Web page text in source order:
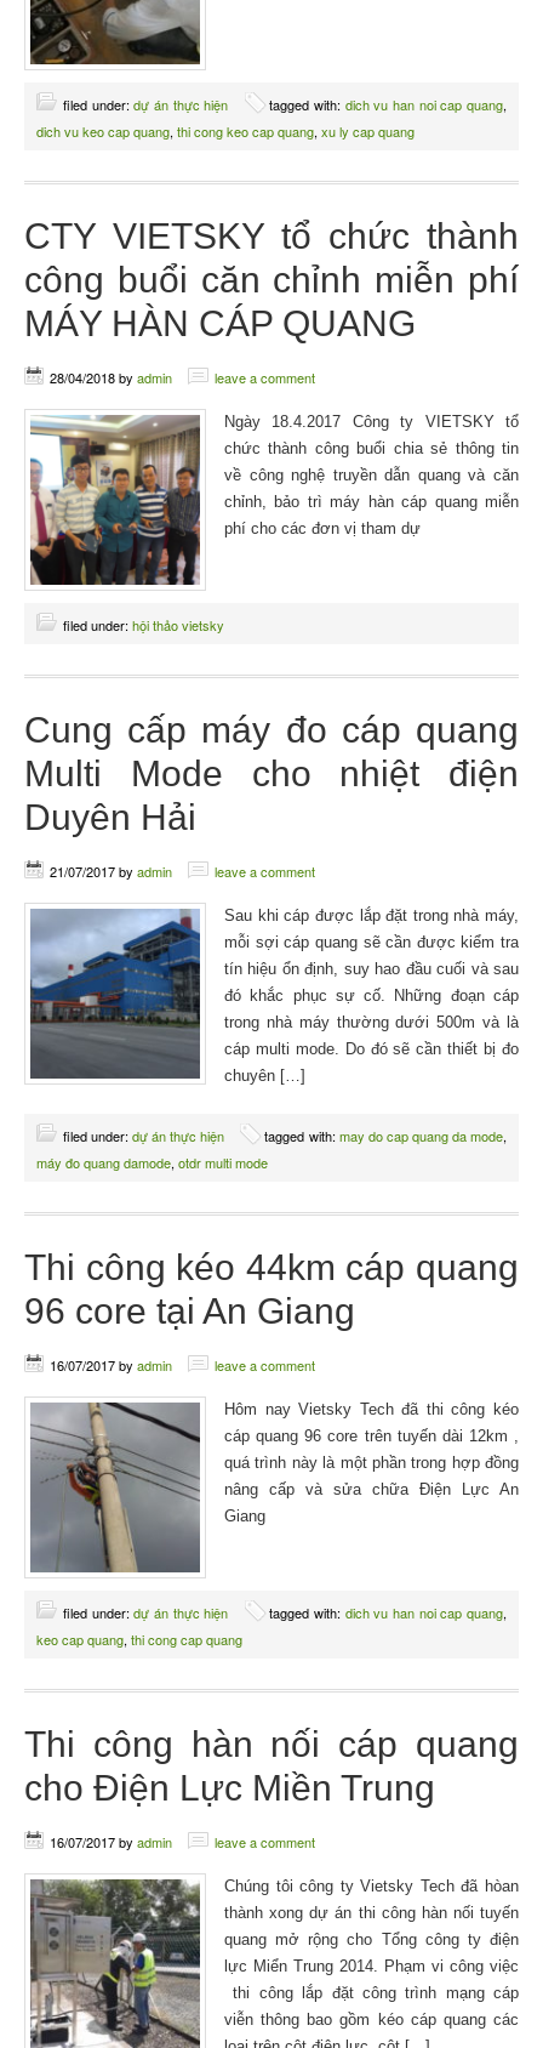
filed under:dự án thực hiện tagged with: dich vu han noi cap quang,
dich vu keo cap quang, thi cong keo cap quang, xu ly cap quang
CTY VIETSKY tổ chức thành
công buổi căn chỉnh miễn phí
MÁY HÀN CÁP QUANG
28/04/2018by admin leave a comment
Ngày 18.4.2017 Công ty VIETSKY tổ
chức thành công buổi chia sẻ thông tin
về công nghệ truyền dẫn quang và căn
chỉnh, bảo trì máy hàn cáp quang miễn
phí cho các đơn vị tham dự
filed under: hội thảo vietsky
Cung cấp máy đo cáp quang
Multi Mode cho nhiệt điện
Duyên Hải
21/07/2017by admin leave a comment
Sau khi cáp được lắp đặt trong nhà máy,
mỗi sợi cáp quang sẽ cần được kiểm tra
tín hiệu ổn định, suy hao đầu cuối và sau
đó khắc phục sự cố. Những đoạn cáp
trong nhà máy thường dưới 500m và là
cáp multi mode. Do đó sẽ cần thiết bị đo
chuyên […]
filed under:dự án thực hiện tagged with: may do cap quang da mode,
máy đo quang damode, otdr multi mode
Thi công kéo 44km cáp quang
96 core tại An Giang
16/07/2017by admin leave a comment
Hôm nay Vietsky Tech đã thi công kéo
cáp quang 96 core trên tuyến dài 12km ,
quá trình này là một phần trong hợp đồng
nâng cấp và sửa chữa Điện Lực An
Giang
filed under:dự án thực hiện tagged with: dich vu han noi cap quang,
keo cap quang, thi cong cap quang
Thi công hàn nối cáp quang
cho Điện Lực Miền Trung
16/07/2017by admin leave a comment
Chúng tôi công ty Vietsky Tech đã hòan
thành xong dự án thi công hàn nối tuyến
quang mở rộng cho Tổng công ty điện
lực Miển Trung 2014. Phạm vi công việc
thi công lắp đặt công trình mạng cáp
viễn thông bao gồm kéo cáp quang các